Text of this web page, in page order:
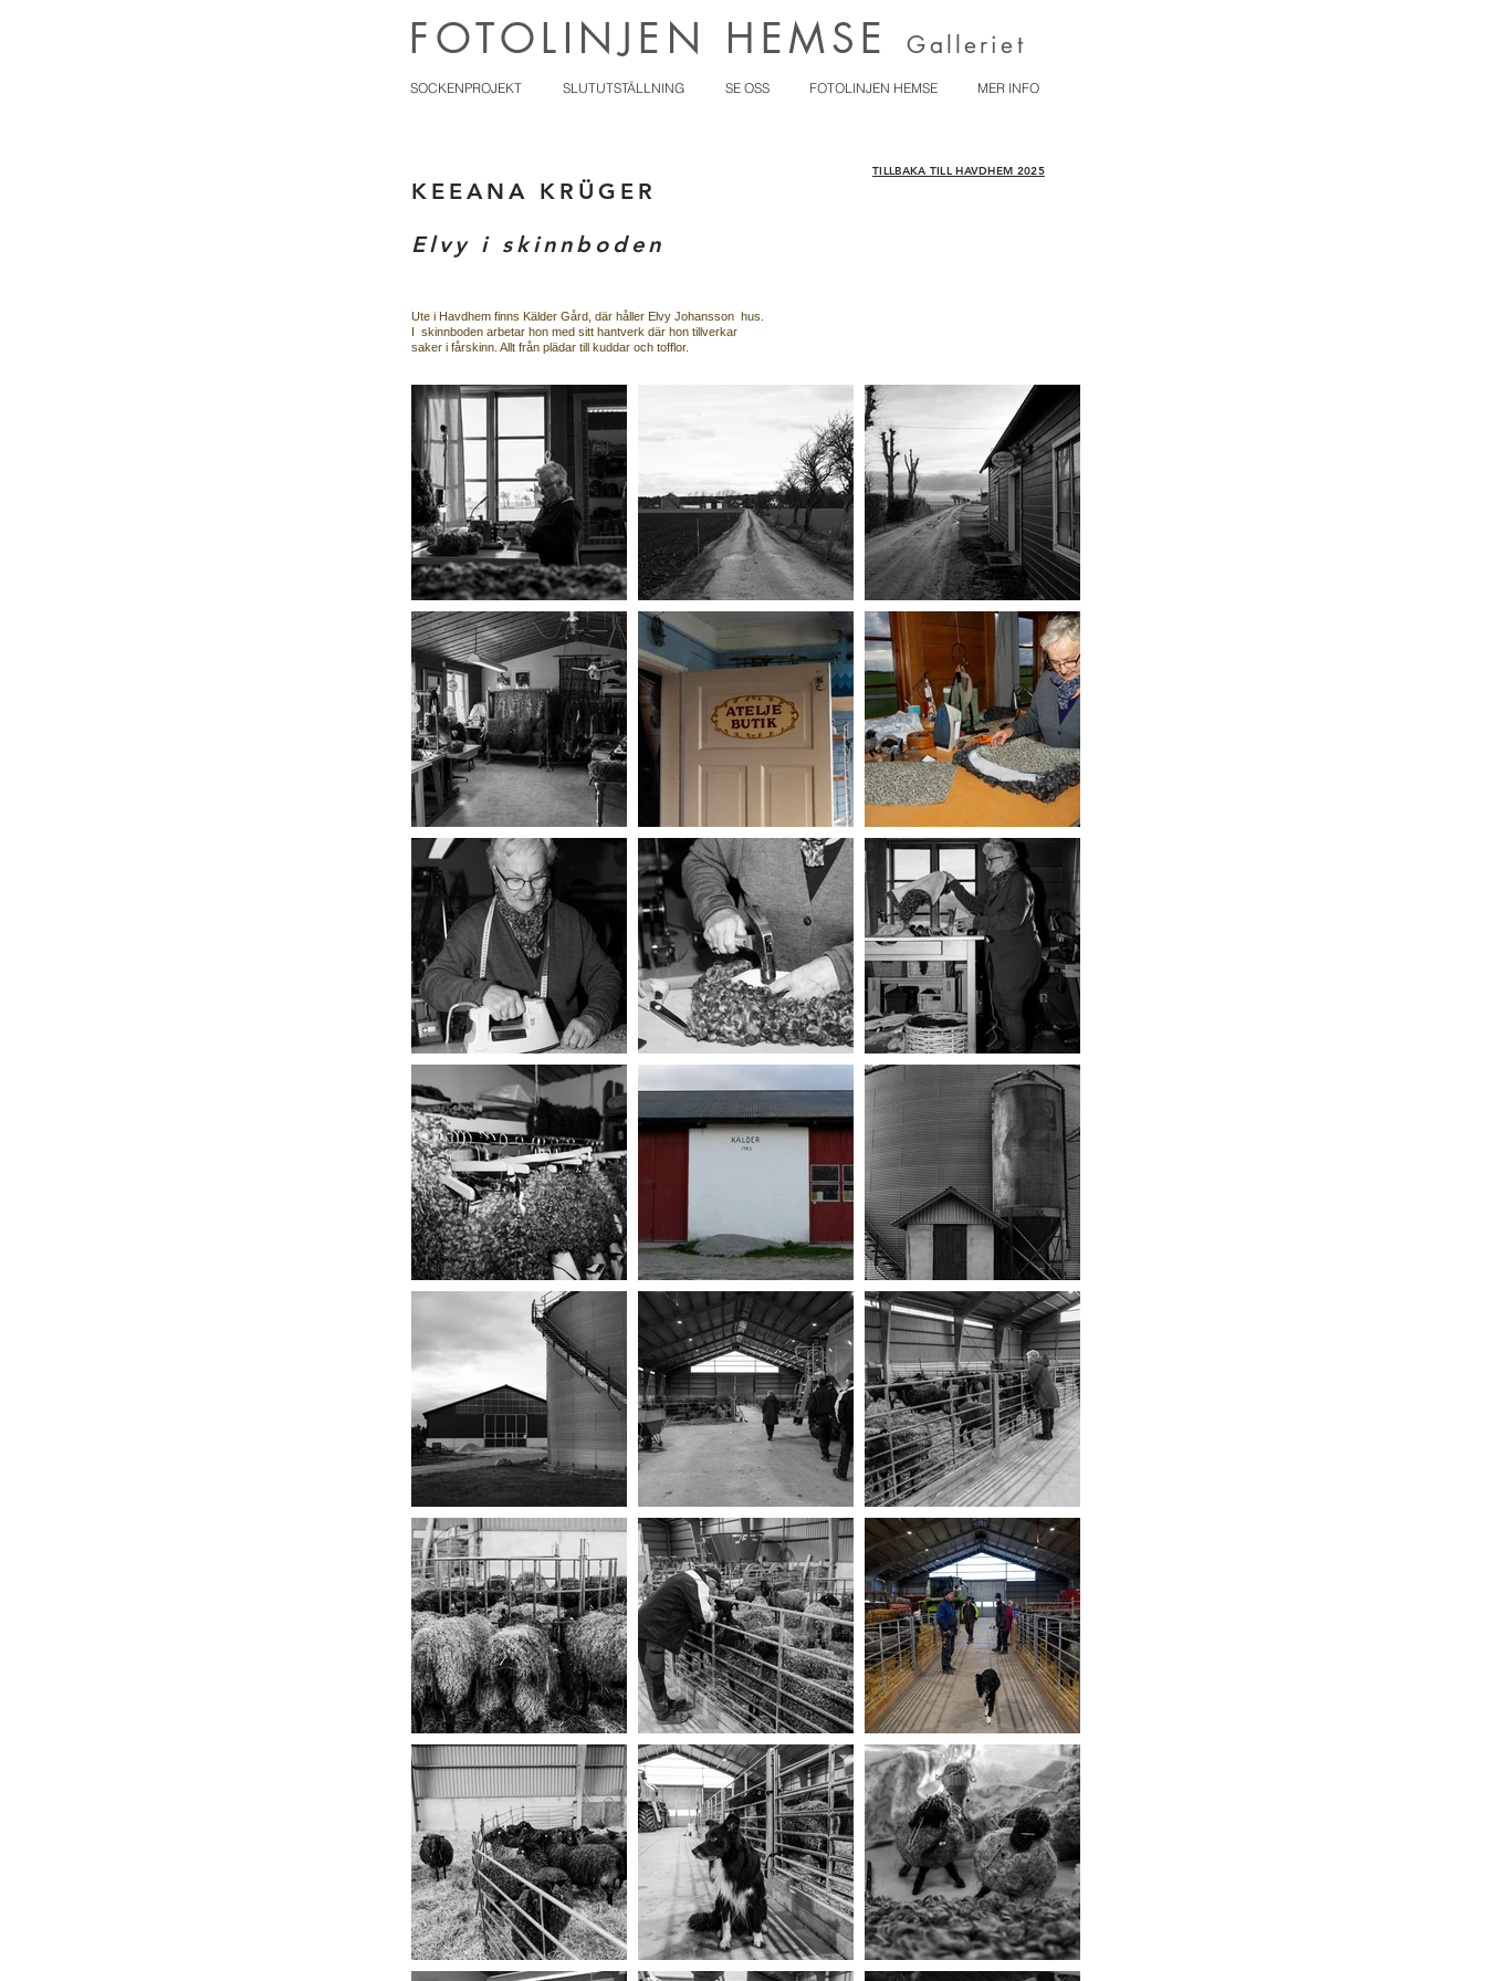
FOTOLINJEN HEMSEGalleriet
SOCKENPROJEKT SLUTUTSTÄLLNING SE OSS FOTOLINJEN HEMSE MER INFO
TILLBAKA TILL HAVDHEM 2025
KEEANA KRÜGER
Elvy i skinnboden
Ute i Havdhem finns Kälder Gård, där håller Elvy Johansson hus.
I skinnboden arbetar hon med sitt hantverk där hon tillverkar
saker i fårskinn. Allt från plädar till kuddar och tofflor.